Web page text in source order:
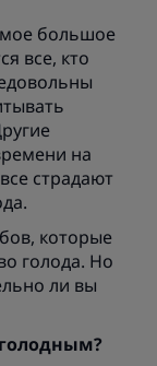
большое
все, кто
на
страдают
которые
голода. Но
ли вы